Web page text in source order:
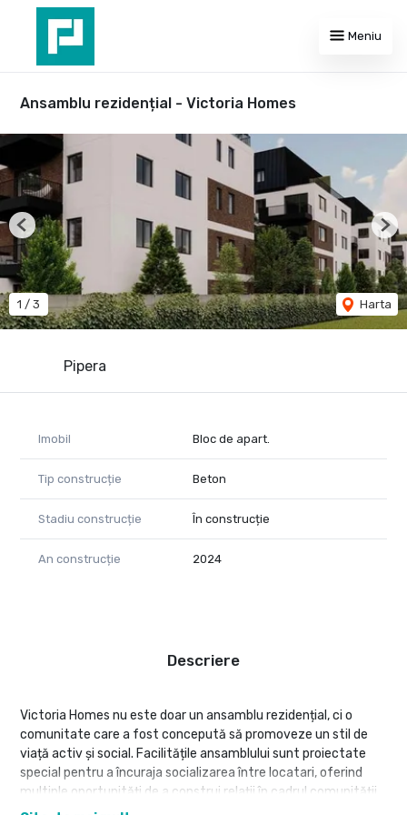
Meniu
Ansamblu rezidențial - Victoria Homes
Pipera
1 / 3 Harta
Previous
Imobil Bloc de apart.
Tip construcție Beton
Stadiu construcție În construcție
An construcție 2024
Descriere
Victoria Homes nu este doar un ansamblu rezidențial, ci o
comunitate care a fost concepută să promoveze un stil de
viață activ și social. Facilitățile ansamblului sunt proiectate
special pentru a încuraja socializarea între locatari, oferind
multiple oportunități de a construi relații în cadrul comunității.
Aleile de promenadă, zonele de relaxare și locurile de joacă